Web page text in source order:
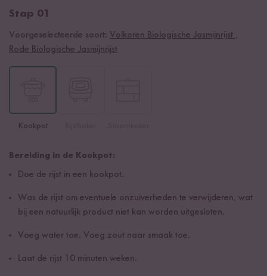
Stap 01
Voorgeselecteerde soort: Volkoren Biologische Jasmijnrijst ,
Rode Biologische Jasmijnrijst
Kookpot
Bereiding in de Kookpot:
Doe de rijst in een kookpot.
Was de rijst om eventuele onzuiverheden te verwijderen, wat
bij een natuurlijk product niet kan worden uitgesloten.
Voeg water toe. Voeg zout naar smaak toe.
Laat de rijst 10 minuten weken.